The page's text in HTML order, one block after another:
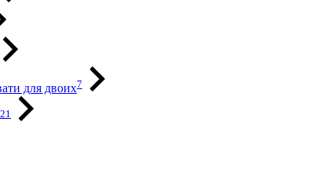
для двоих7
21